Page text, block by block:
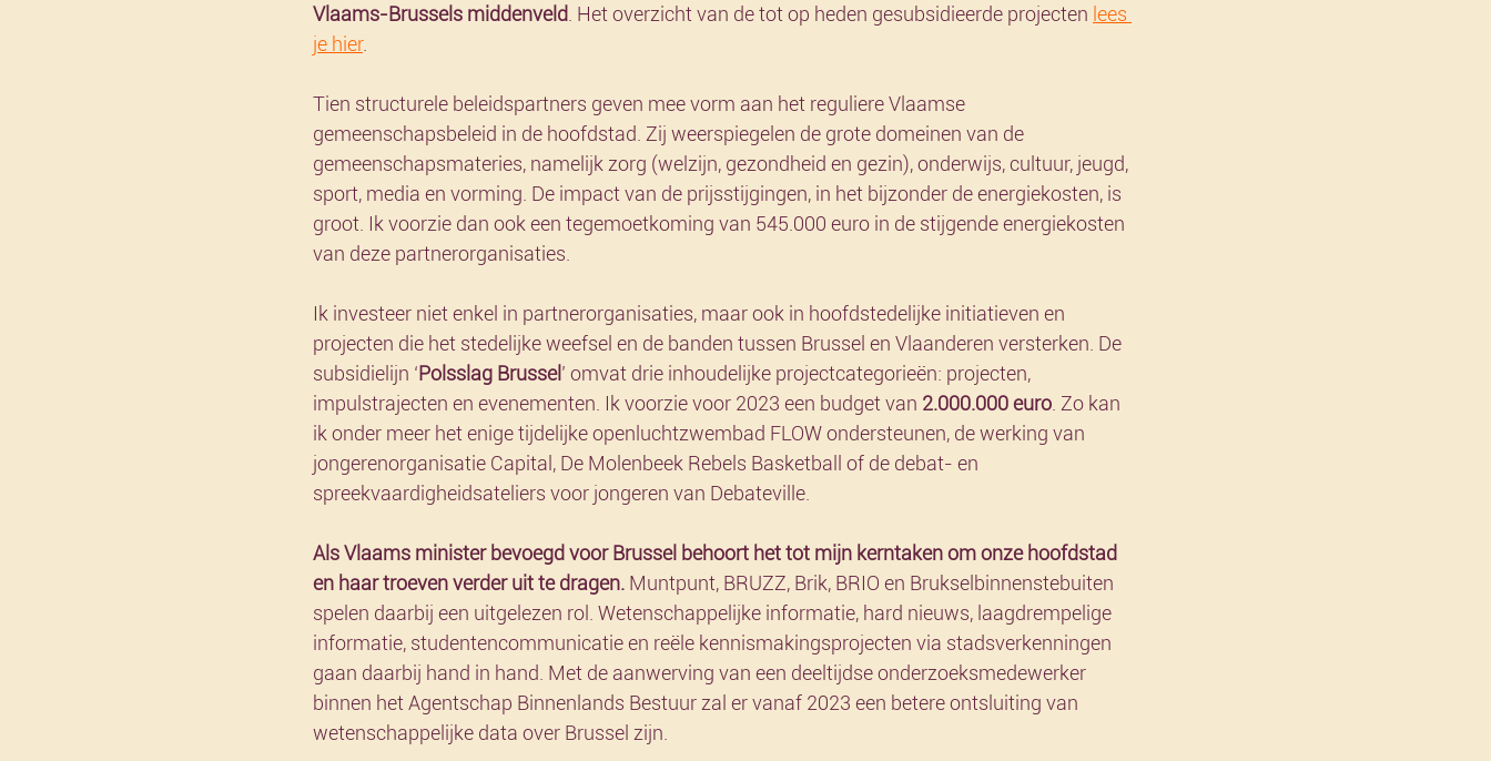
Vlaams-Brussels middenveld . Het overzicht van de tot op heden gesubsidieerde projecten lees
je hier.
Tien structurele beleidspartners geven mee vorm aan het reguliere Vlaamse
gemeenschapsbeleid in de hoofdstad. Zij weerspiegelen de grote domeinen van de
gemeenschapsmateries, namelijk zorg (welzijn, gezondheid en gezin), onderwijs, cultuur, jeugd,
sport, media en vorming. De impact van de prijsstijgingen, in het bijzonder de energiekosten, is
groot. Ik voorzie dan ook een tegemoetkoming van 545.000 euro in de stijgende energiekosten
van deze partnerorganisaties.
Ik investeer niet enkel in partnerorganisaties, maar ook in hoofdstedelijke initiatieven en
projecten die het stedelijke weefsel en de banden tussen Brussel en Vlaanderen versterken. De
subsidielijn ‘Polsslag Brussel’ omvat drie inhoudelijke projectcategorieën: projecten,
impulstrajecten en evenementen. Ik voorzie voor 2023 een budget van 2.000.000 euro . Zo kan
ik onder meer het enige tijdelijke openluchtzwembad FLOW ondersteunen, de werking van
jongerenorganisatie Capital, De Molenbeek Rebels Basketball of de debat- en
spreekvaardigheidsateliers voor jongeren van Debateville.
Als Vlaams minister bevoegd voor Brussel behoort het tot mijn kerntaken om onze hoofdstad
en haar troeven verder uit te dragen. Muntpunt, BRUZZ, Brik, BRIO en Brukselbinnenstebuiten
spelen daarbij een uitgelezen rol. Wetenschappelijke informatie, hard nieuws, laagdrempelige
informatie, studentencommunicatie en reële kennismakingsprojecten via stadsverkenningen
gaan daarbij hand in hand. Met de aanwerving van een deeltijdse onderzoeksmedewerker
binnen het Agentschap Binnenlands Bestuur zal er vanaf 2023 een betere ontsluiting van
wetenschappelijke data over Brussel zijn.